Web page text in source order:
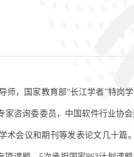
师，国家教育部“长江学者”特岗
家咨询委委员，中国软件行业协
术会议和期刊等发表论文几十篇